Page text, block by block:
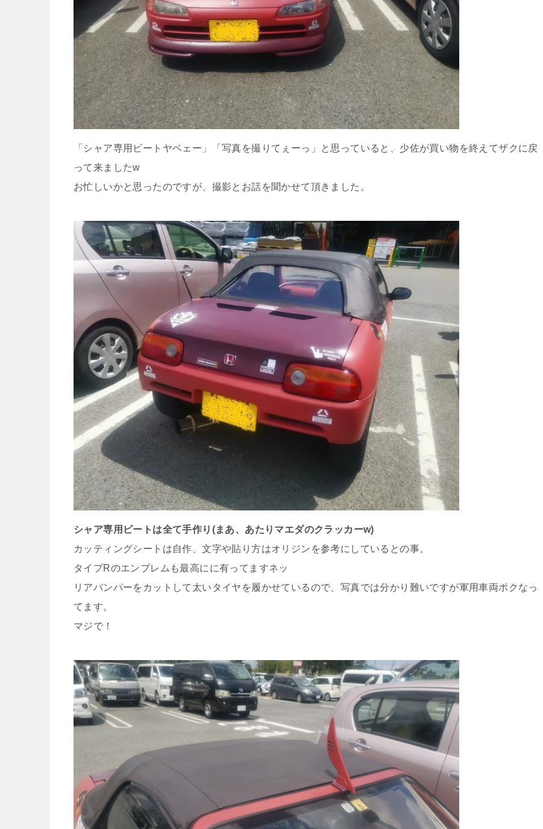
「シャア専用ビートヤベェー」「写真を撮りてぇーっ」と思っていると、少佐が買い物を終えてザクに戻
って来ましたw
お忙しいかと思ったのですが、撮影とお話を聞かせて頂きました。
シャア専用ビートは全て手作り(まあ、あたりマエダのクラッカーw)
カッティングシートは自作、文字や貼り方はオリジンを参考にしているとの事。
タイプRのエンブレムも最高にに有ってますネッ
リアバンパーをカットして太いタイヤを履かせているので、写真では分かり難いですが軍用車両ポクなっ
てます。
マジで！